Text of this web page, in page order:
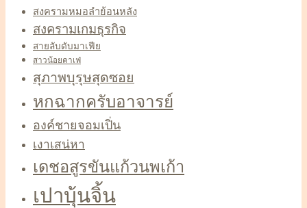
สงครามหมอลำย้อนหลัง
สงครามเกมธุรกิจ
สายลับดับมาเฟีย
สาวน้อยคาเฟ่
สุภาพบุรุษสุดซอย
หกฉากครับอาจารย์
องค์ชายจอมเปิ่น
เงาเสน่หา
เดชอสูรขันแก้วนพเก้า
เปาบุ้นจิ้น